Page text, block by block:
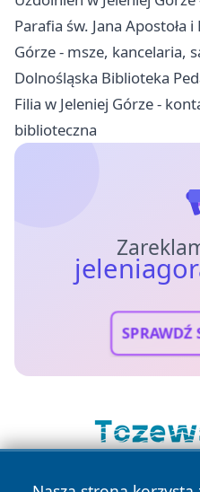
Parafia św. Jana Apostoła
Górze - msze, kancelaria,
Dolnośląska Biblioteka
Filia w Jeleniej Górze -
biblioteczna
SPRAWDŹ